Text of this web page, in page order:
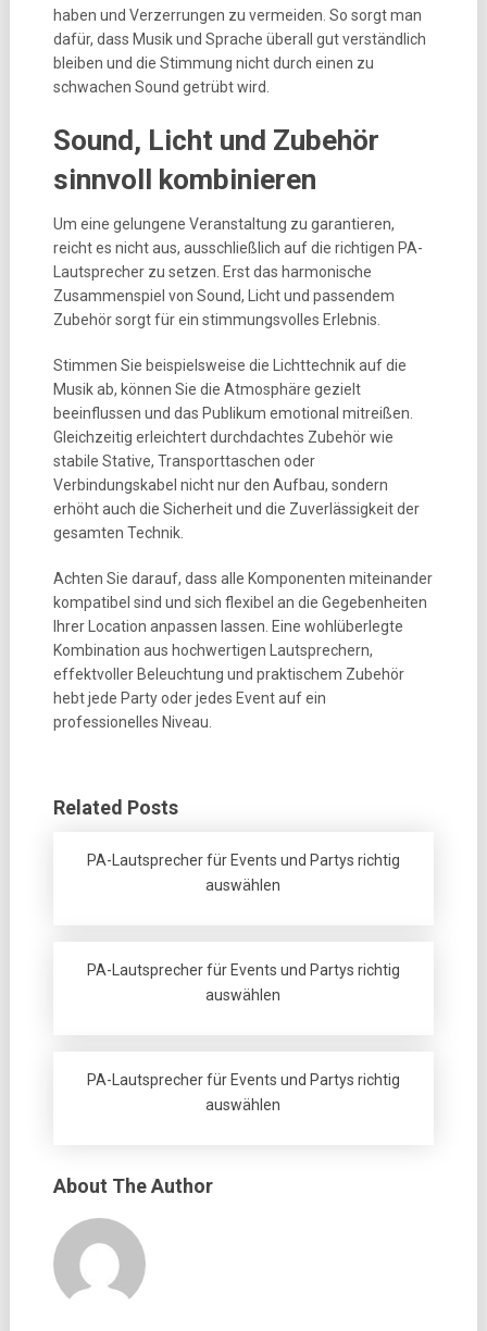
haben und Verzerrungen zu vermeiden. So sorgt man
dafür, dass Musik und Sprache überall gut verständlich
bleiben und die Stimmung nicht durch einen zu
schwachen Sound getrübt wird.
Sound, Licht und Zubehör
sinnvoll kombinieren
Um eine gelungene Veranstaltung zu garantieren,
reicht es nicht aus, ausschließlich auf die richtigen PA-
Lautsprecher zu setzen. Erst das harmonische
Zusammenspiel von Sound, Licht und passendem
Zubehör sorgt für ein stimmungsvolles Erlebnis.
Stimmen Sie beispielsweise die Lichttechnik auf die
Musik ab, können Sie die Atmosphäre gezielt
beeinflussen und das Publikum emotional mitreißen.
Gleichzeitig erleichtert durchdachtes Zubehör wie
stabile Stative, Transporttaschen oder
Verbindungskabel nicht nur den Aufbau, sondern
erhöht auch die Sicherheit und die Zuverlässigkeit der
gesamten Technik.
Achten Sie darauf, dass alle Komponenten miteinander
kompatibel sind und sich flexibel an die Gegebenheiten
Ihrer Location anpassen lassen. Eine wohlüberlegte
Kombination aus hochwertigen Lautsprechern,
effektvoller Beleuchtung und praktischem Zubehör
hebt jede Party oder jedes Event auf ein
professionelles Niveau.
Related Posts
PA-Lautsprecher für Events und Partys richtig
auswählen
PA-Lautsprecher für Events und Partys richtig
auswählen
PA-Lautsprecher für Events und Partys richtig
auswählen
About The Author